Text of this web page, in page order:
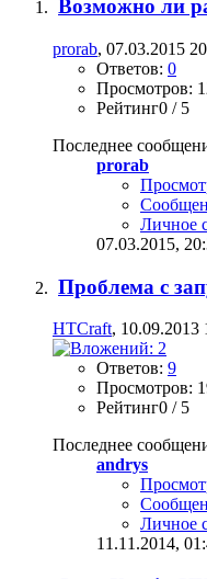
Возможно ли
prorab, 07.03.2015
Ответов: 0
Просмотров:
Рейтинг0 / 5
Последнее
prorab
Личное
07.03.2015,
Проблема с
HTCraft, 10.09.2013
Ответов: 9
Просмотров:
Рейтинг0 / 5
Последнее
andrys
Личное
11.11.2014,